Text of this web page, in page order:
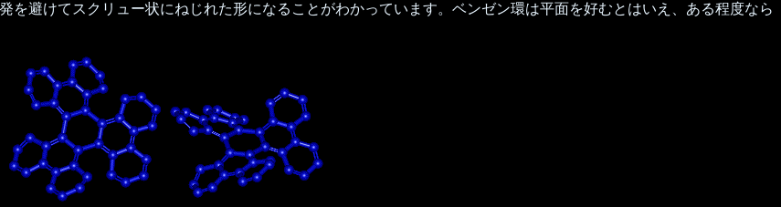
を避けてスクリュー状にねじれた形になることがわかっています。ベンゼン環は平面を好むとはいえ、ある程度なら